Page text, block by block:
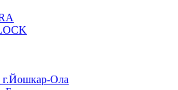
г.Йошкар-Ола